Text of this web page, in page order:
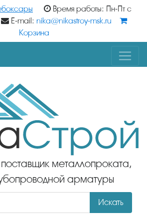
Время работы: Пн-Пт с
E-mail: nika@nikastroy-msk.ru
Корзина
металлопроката,
арматуры
Искать